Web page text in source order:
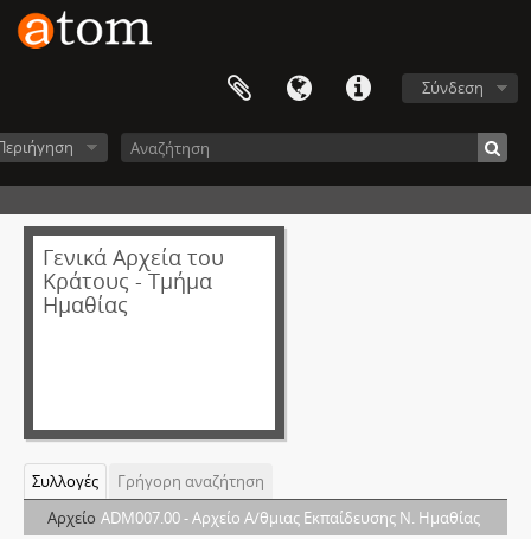
Σύνδεση
Γενικά Αρχεία του
Κράτους - Τμήμα
Ημαθίας
Συλλογές
Γρήγορη αναζήτηση
Αρχείο ADM007.00 - Αρχείο Α/θμιας Εκπαίδευσης Ν. Ημαθίας